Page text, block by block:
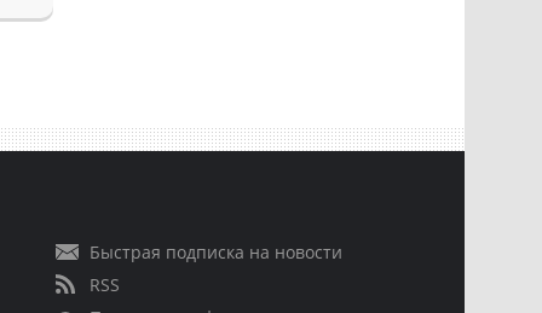
Быстрая подписка на новости
RSS